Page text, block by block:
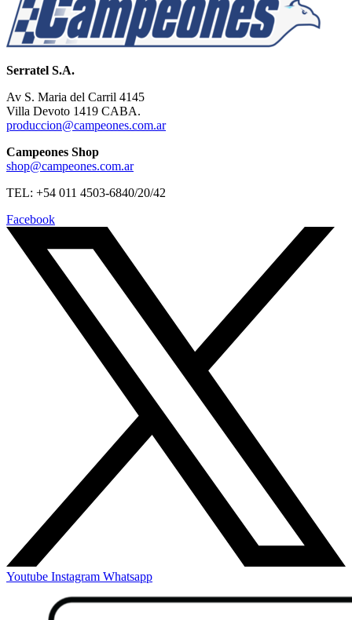
Serratel S.A.
Av S. Maria del Carril 4145
Villa Devoto 1419 CABA.
produccion@campeones.com.ar
Campeones Shop
shop@campeones.com.ar
TEL: +54 011 4503-6840/20/42
Facebook
Youtube Instagram Whatsapp